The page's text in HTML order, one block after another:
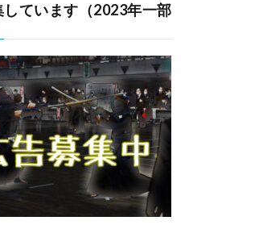
しています（2023年一部